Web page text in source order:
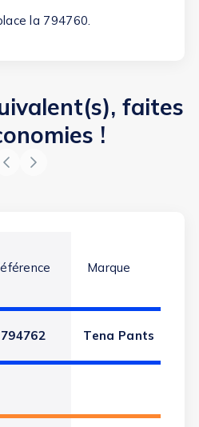
la 794760.
faites
!
Marque
794762 Tena Pants